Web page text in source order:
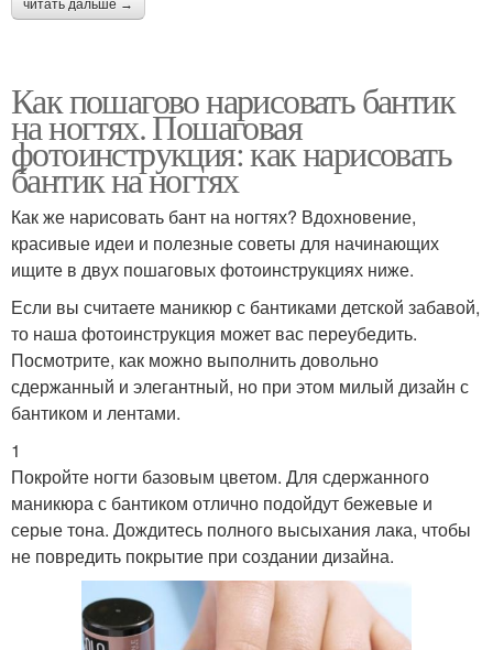
читать дальше →
Как пошагово нарисовать бантик
на ногтях. Пошаговая
фотоинструкция: как нарисовать
бантик на ногтях
Как же нарисовать бант на ногтях? Вдохновение,
красивые идеи и полезные советы для начинающих
ищите в двух пошаговых фотоинструкциях ниже.
Если вы считаете маникюр с бантиками детской забавой,
то наша фотоинструкция может вас переубедить.
Посмотрите, как можно выполнить довольно
сдержанный и элегантный, но при этом милый дизайн с
бантиком и лентами.
1
Покройте ногти базовым цветом. Для сдержанного
маникюра с бантиком отлично подойдут бежевые и
серые тона. Дождитесь полного высыхания лака, чтобы
не повредить покрытие при создании дизайна.